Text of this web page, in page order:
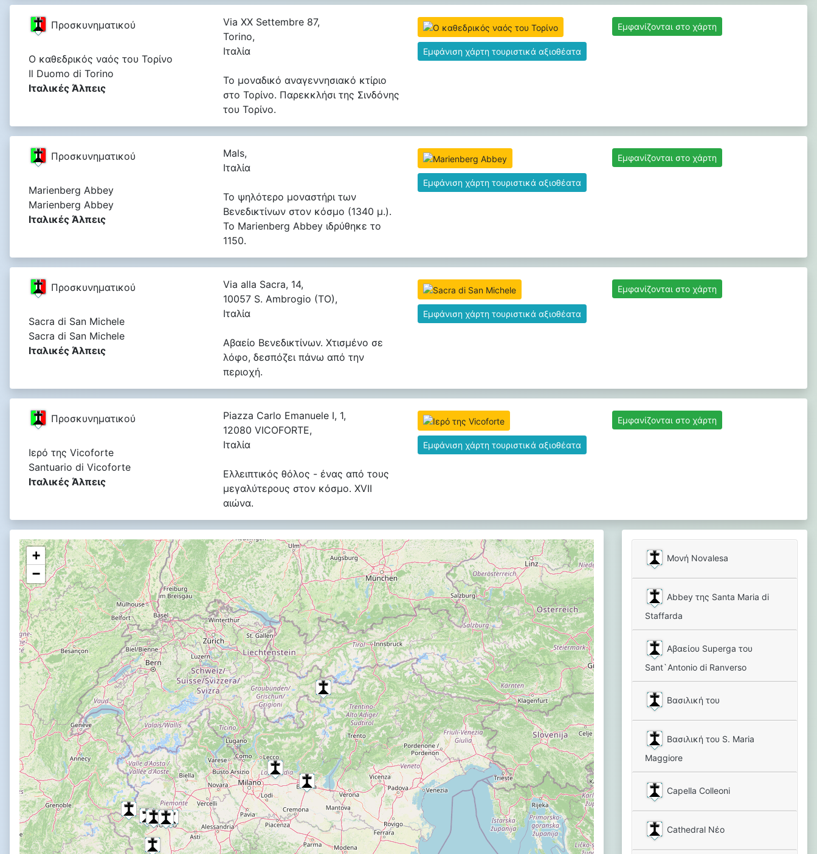
Προσκυνηματικού
Ο καθεδρικός ναός του Τορίνο
Il Duomo di Torino
Ιταλικές Άλπεις
Via XX Settembre 87,
Torino,
Ιταλία
Το μοναδικό αναγεννησιακό κτίριο
στο Τορίνο. Παρεκκλήσι της Σινδόνης
του Τορίνο.
Εμφάνιση χάρτη τουριστικά αξιοθέατα
Εμφανίζονται στο χάρτη
Προσκυνηματικού
Marienberg Abbey
Marienberg Abbey
Ιταλικές Άλπεις
Mals,
Ιταλία
Το ψηλότερο μοναστήρι των
Βενεδικτίνων στον κόσμο (1340 μ.).
Το Marienberg Abbey ιδρύθηκε το
1150.
Εμφάνιση χάρτη τουριστικά αξιοθέατα
Εμφανίζονται στο χάρτη
Προσκυνηματικού
Sacra di San Michele
Sacra di San Michele
Ιταλικές Άλπεις
Via alla Sacra, 14,
10057 S. Ambrogio (TO),
Ιταλία
Αβαείο Βενεδικτίνων. Χτισμένο σε
λόφο, δεσπόζει πάνω από την
περιοχή.
Εμφάνιση χάρτη τουριστικά αξιοθέατα
Εμφανίζονται στο χάρτη
Προσκυνηματικού
Ιερό της Vicoforte
Santuario di Vicoforte
Ιταλικές Άλπεις
Piazza Carlo Emanuele I, 1,
12080 VICOFORTE,
Ιταλία
Ελλειπτικός θόλος - ένας από τους
μεγαλύτερους στον κόσμο. XVII
αιώνα.
Εμφάνιση χάρτη τουριστικά αξιοθέατα
Εμφανίζονται στο χάρτη
+
−
Μονή Novalesa
Abbey της Santa Maria di
Staffarda
Αβαείου Superga του
Sant`Antonio di Ranverso
Βασιλική του
Βασιλική του S. Maria
Maggiore
Capella Colleoni
Cathedral Νέο